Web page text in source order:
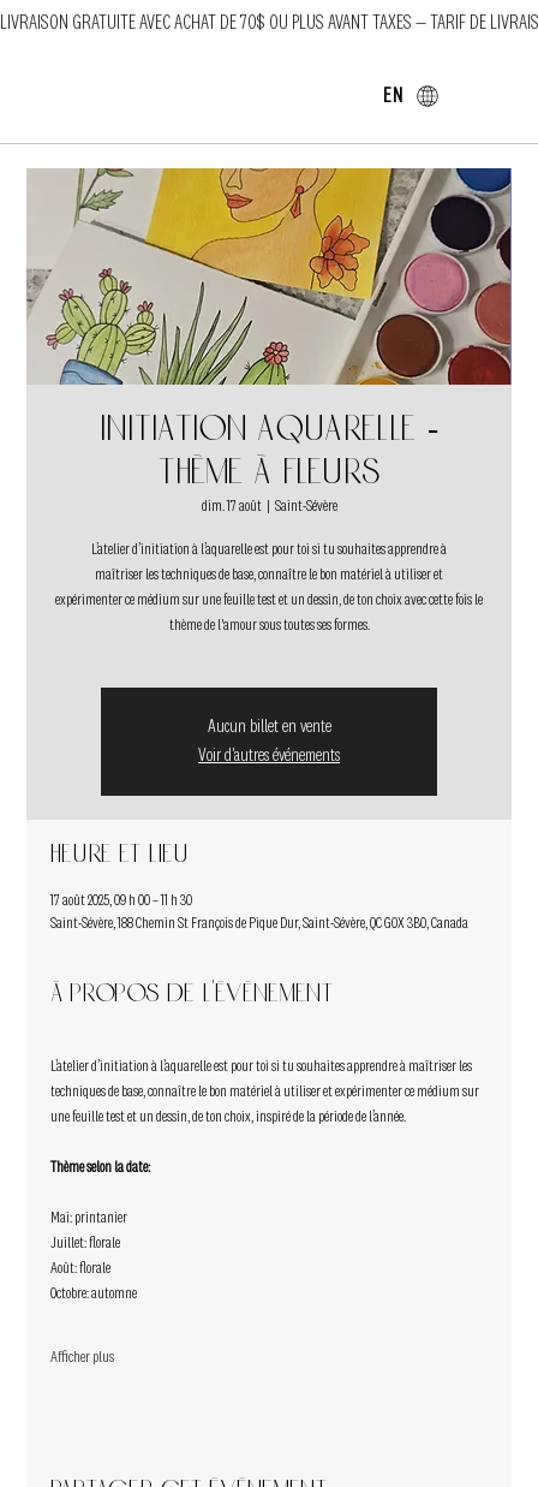
LIVRAISON GRATUITE AVEC ACHAT DE 70$ OU PLUS AVANT TAXES — TARIF DE
EN
Initiation aquarelle -
Thème à fleurs
dim. 17 août
  |
Saint-Sévère
L’atelier d’initiation à l’aquarelle est pour toi si tu souhaites apprendre à
maîtriser les techniques de base, connaître le bon matériel à utiliser et
expérimenter ce médium sur une feuille test et un dessin, de ton choix avec cette fois le
thème de l'amour sous toutes ses formes.
Aucun billet en vente
Voir d'autres événements
Heure et lieu
17 août 2025, 09 h 00 – 11 h 30
Saint-Sévère, 188 Chemin St François de Pique Dur, Saint-Sévère, QC G0X 3B0, Canada
À propos de l'événement
L’atelier d’initiation à l’aquarelle est pour toi si tu souhaites apprendre à maîtriser les
techniques de base, connaître le bon matériel à utiliser et expérimenter ce médium sur
une feuille test et un dessin, de ton choix, inspiré de la période de l’année.
Thème selon la date:
Mai: printanier
Juillet: florale
Août: florale
Octobre: automne
Afficher plus